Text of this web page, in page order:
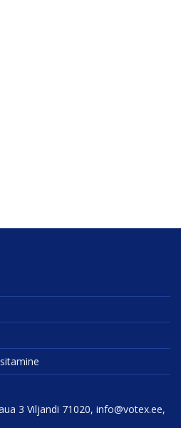
37,90 € kuni 63,90 €
26,53 € kuni 44,73 €
3 Viljandi 71020, info@votex.ee,